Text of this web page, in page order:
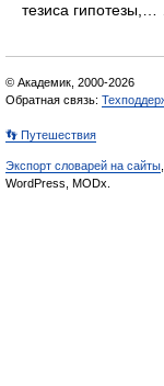
тезиса
© Академик, 2000-2026
Обратная связь:
👣 Путешествия
Экспорт словарей на сайты
WordPress, MODx.